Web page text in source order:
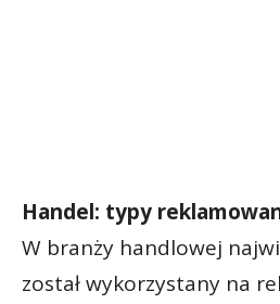
Handel: typy
W branży handlowej
został wykorzystany na